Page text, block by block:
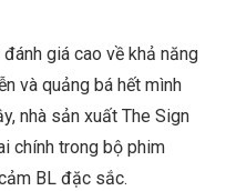
giá cao về khả năng
và quảng bá hết mình
nhà sản xuất The Sign
chính trong bộ phim
BL đặc sắc.